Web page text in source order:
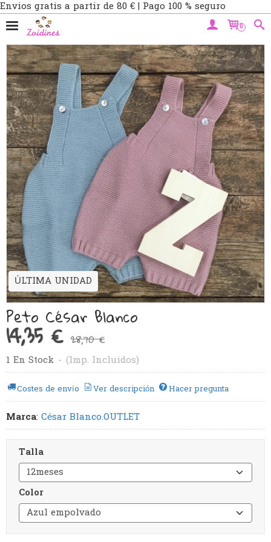
Envios gratis a partir de 80 € | Pago 100 % seguro
0
ÚLTIMA UNIDAD
Peto César Blanco
14,35 € 28,70 €
1 En Stock - (Imp. Incluidos)
Costes de envío Ver descripción Hacer pregunta
Marca: César Blanco.OUTLET
Talla
Color